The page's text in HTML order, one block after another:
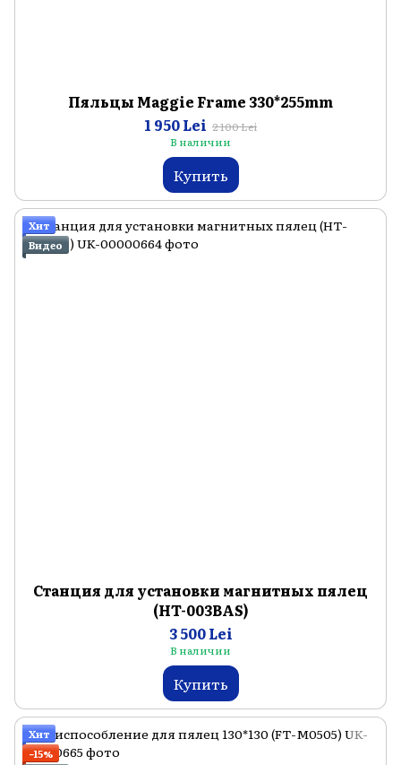
Пяльцы Maggie Frame 330*255mm
1 950 Lei 2 100 Lei
В наличии
Купить
Хит
Видео
Станция для установки магнитных пялец
(HT-003BAS)
3 500 Lei
В наличии
Купить
Хит
−15%